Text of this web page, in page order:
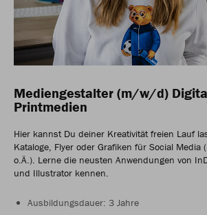
Mediengestalter (m/w/d)
Printmedien
Hier kannst Du deiner Kreativität freien Lauf
Kataloge, Flyer oder Grafiken für Social Media
o.Ä.). Lerne die neusten Anwendungen von
und Illustrator kennen.
Ausbildungsdauer: 3 Jahre